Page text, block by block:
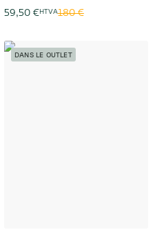
59,50 €HTVA180 €
DANS LE OUTLET